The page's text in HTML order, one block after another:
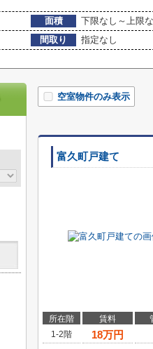
面積 下限なし～上限
間取り
指定なし
空室物件のみ表示
富久町戸建て
所在階 賃料
1-2階
18万円